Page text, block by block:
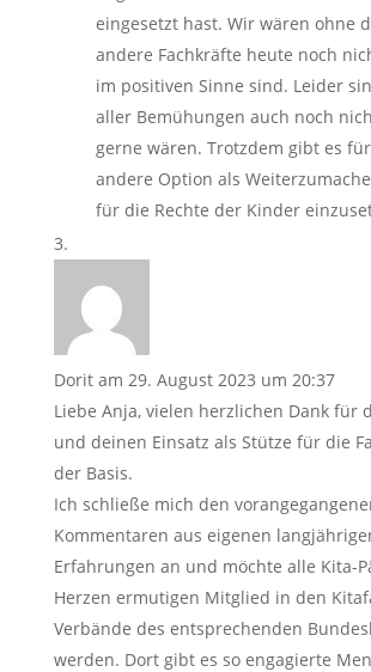
eingesetzt hast. Wir wären ohne
andere Fachkräfte heute noch
im positiven Sinne sind. Leider
aller Bemühungen auch noch
gerne wären. Trotzdem gibt es
andere Option als
für die Rechte der Kinder
Dorit am 29. August 2023 um 20:37
Liebe Anja, vielen herzlichen Dank für
und deinen Einsatz als Stütze für die
der Basis.
Ich schließe mich den
Kommentaren aus eigenen
Erfahrungen an und möchte alle Kita-
Herzen ermutigen Mitglied in den
Verbände des entsprechenden
werden. Dort gibt es so engagierte